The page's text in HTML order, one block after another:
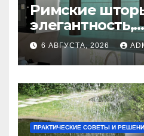
Римские
элегантность,
практичность
6 АВГУСТА, 2026
ПРАКТИЧЕСКИЕ СОВЕТЫ И